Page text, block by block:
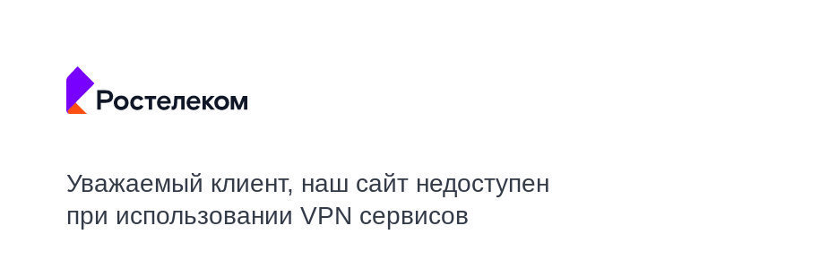
Уважаемый клиент, наш сайт недоступен
при использовании VPN сервисов